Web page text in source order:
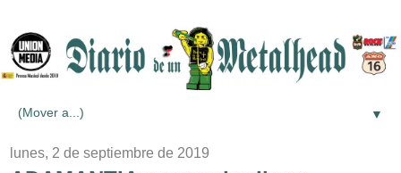
▼
lunes, 2 de septiembre de 2019